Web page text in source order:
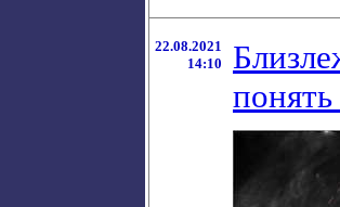
22.08.2021
14:10